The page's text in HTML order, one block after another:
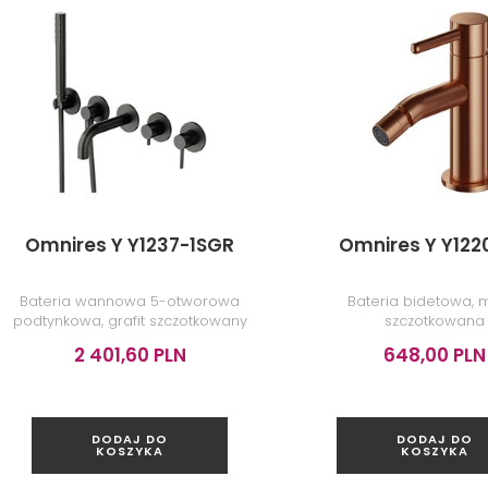
Omnires Y Y1237-1SGR
Bateria wannowa 5-otworowa
podtynkowa, grafit szczotkowany
2 401,60 PLN
DODAJ DO
KOSZYKA
Omnires Y
Bateria bidetowa,
szczotkowana
648,00 PLN
DODAJ DO
KOSZYKA